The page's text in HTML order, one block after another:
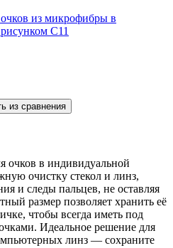
из сравнения
очков в индивидуальной
очистку стекол и линз,
и следы пальцев, не оставляя
размер позволяет хранить её
чтобы всегда иметь под
Идеальное решение для
линз — сохраните